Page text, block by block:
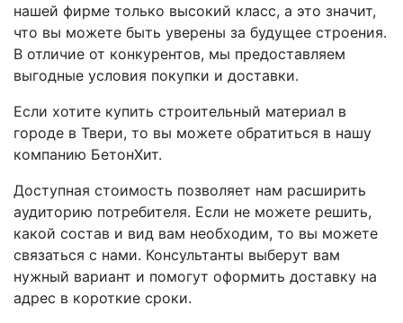
нашей фирме только высокий класс, а это значит,
что вы можете быть уверены за будущее строения.
В отличие от конкурентов, мы предоставляем
выгодные условия покупки и доставки.
Если хотите купить строительный материал в
городе в Твери, то вы можете обратиться в нашу
компанию БетонХит.
Доступная стоимость позволяет нам расширить
аудиторию потребителя. Если не можете решить,
какой состав и вид вам необходим, то вы можете
связаться с нами. Консультанты выберут вам
нужный вариант и помогут оформить доставку на
адрес в короткие сроки.